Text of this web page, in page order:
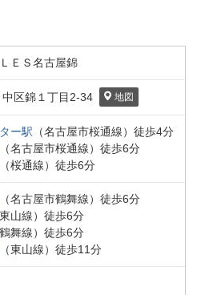
ＥＳ名古屋錦
中区錦１丁目 2-34 地図
ー駅 （名古屋市桜通線） 徒歩4分
（名古屋市桜通線） 徒歩6分
（桜通線） 徒歩6分
（名古屋市鶴舞線） 徒歩6分
東山線） 徒歩6分
鶴舞線） 徒歩6分
（東山線） 徒歩11分